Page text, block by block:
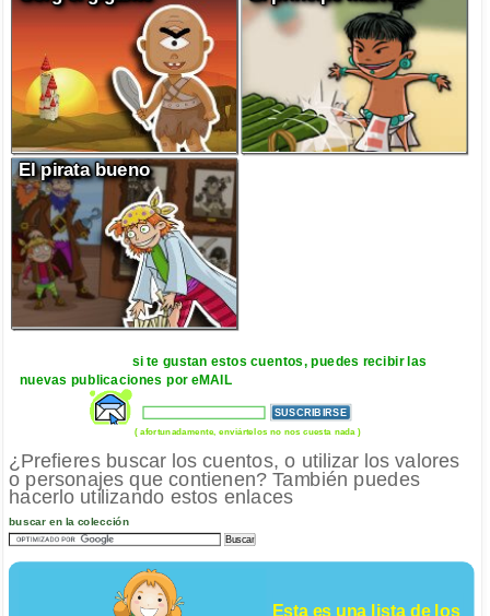
El pirata bueno
si te gustan estos cuentos, puedes recibir las
nuevas publicaciones por eMAIL
( afortunadamente, enviártelos no nos cuesta nada )
¿Prefieres buscar los cuentos, o utilizar los valores
o personajes que contienen? También puedes
hacerlo utilizando estos enlaces
buscar en la colección
Esta es una lista de los